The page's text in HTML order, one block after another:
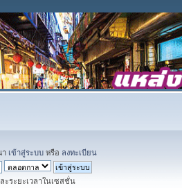
า เข้าสู่ระบบ หรือ ลงทะเบียน
ะระยะเวลาในเซสชั่น